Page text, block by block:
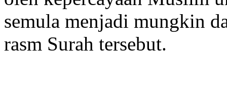
semula menjadi mungkin
rasm Surah tersebut.